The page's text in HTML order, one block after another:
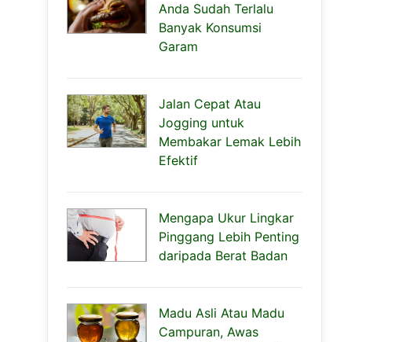
Anda Sudah Terlalu
Banyak Konsumsi
Garam
Jalan Cepat Atau
Jogging untuk
Membakar Lemak Lebih
Efektif
Mengapa Ukur Lingkar
Pinggang Lebih Penting
daripada Berat Badan
Madu Asli Atau Madu
Campuran, Awas